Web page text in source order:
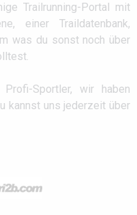
Trailrunning-Portal mit
einer Traildatenbank,
was du sonst noch über
Sportler, wir haben
kannst uns jederzeit über